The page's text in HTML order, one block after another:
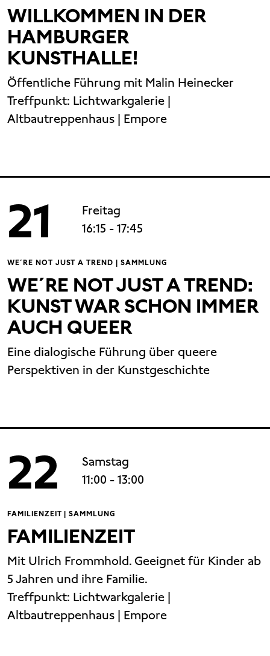
WILLKOMMEN IN DER
HAMBURGER
KUNSTHALLE!
Öffentliche Führung mit Malin Heinecker
Treffpunkt: Lichtwarkgalerie |
Altbautreppenhaus | Empore
21
Freitag
16:15 - 17:45
WE´RE NOT JUST A TREND | SAMMLUNG
WE´RE NOT JUST A TREND:
KUNST WAR SCHON IMMER
AUCH QUEER
Eine dialogische Führung über queere
Perspektiven in der Kunstgeschichte
22
Samstag
11:00 - 13:00
FAMILIENZEIT | SAMMLUNG
FAMILIENZEIT
Mit Ulrich Frommhold. Geeignet für Kinder ab
5 Jahren und ihre Familie.
Treffpunkt: Lichtwarkgalerie |
Altbautreppenhaus | Empore